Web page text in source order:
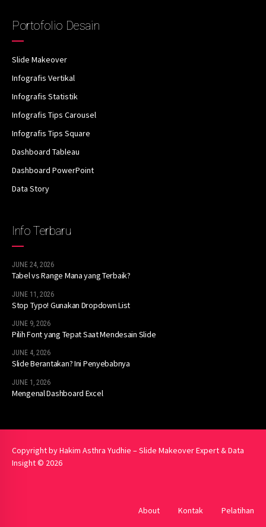
Portofolio Desain
Slide Makeover
Infografis Vertikal
Infografis Statistik
Infografis Tips Carousel
Infografis Tips Square
Dashboard Tableau
Dashboard PowerPoint
Data Story
Info Terbaru
JUNE 24, 2026
Tabel vs Range Mana yang Terbaik?
JUNE 11, 2026
Stop Typo! Gunakan Dropdown List
JUNE 9, 2026
Pilih Font yang Tepat Saat Mendesain Slide
JUNE 4, 2026
Slide Berantakan? Ini Penyebabnya
JUNE 1, 2026
Mengenal Dashboard Excel
Copyright by Hakim Asthra Yudhie – Slide Makeover Expert & Data
Insight © 2026
About Kontak Pelatihan